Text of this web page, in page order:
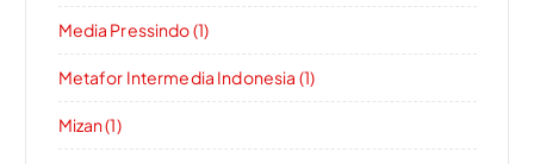
Media Pressindo (1)
Metafor Intermedia Indonesia (1)
Mizan (1)